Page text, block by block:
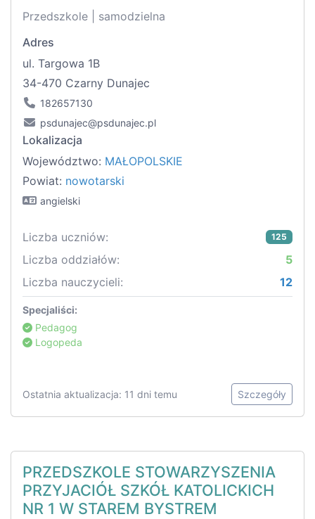
Przedszkole | samodzielna
Adres
ul. Targowa 1B
34-470 Czarny Dunajec
182657130
psdunajec@psdunajec.pl
Lokalizacja
Województwo: MAŁOPOLSKIE
Powiat: nowotarski
angielski
Liczba uczniów: 125
Liczba oddziałów:
5
Liczba nauczycieli:
12
Specjaliści:
Pedagog
Logopeda
Ostatnia aktualizacja: 11 dni temu Szczegóły
PRZEDSZKOLE STOWARZYSZENIA
PRZYJACIÓŁ SZKÓŁ KATOLICKICH
NR 1 W STAREM BYSTREM